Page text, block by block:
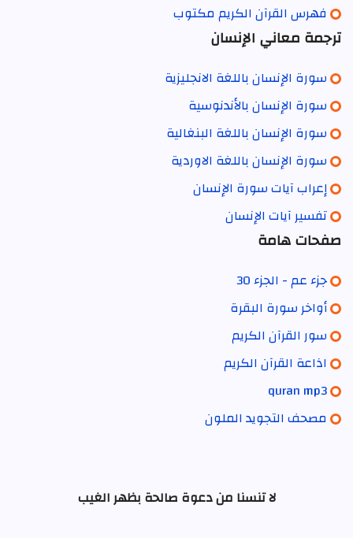
فهرس القرآن الكريم مكتوب
ترجمة معاني الإنسان
سورة الإنسان باللغة الانجليزية
سورة الإنسان بالأندنوسية
سورة الإنسان باللغة البنغالية
سورة الإنسان باللغة الاوردية
إعراب آيات سورة الإنسان
تفسير آيات الإنسان
صفحات هامة
جزء عم - الجزء 30
أواخر سورة البقرة
سور القرآن الكريم
اذاعة القرآن الكريم
quran mp3
مصحف التجويد الملون
لا تنسنا من دعوة صالحة بظهر الغيب